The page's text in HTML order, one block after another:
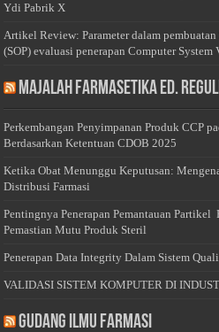
Ydi Pabrik X
Artikel Review: Parameter dalam
(SOP) evaluasi penerapan Computer
Majalah Farmasetika Ed.
Perkembangan Penyimpanan Produk CCP
Berdasarkan Ketentuan CDOB 2025
Ketika Obat Menunggu Keputusan:
Distribusi Farmasi
Pentingnya Penerapan Pemantauan
Pemastian Mutu Produk Steril
Penerapan Data Integrity Dalam Sistem
VALIDASI SISTEM KOMPUTER DI
Gudang Ilmu Farmasi